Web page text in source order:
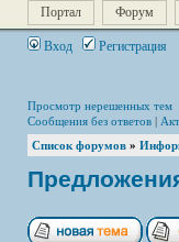
Портал Форум
Вход Регистрация
Просмотр нерешенных тем
Сообщения без ответов |
Список форумов »